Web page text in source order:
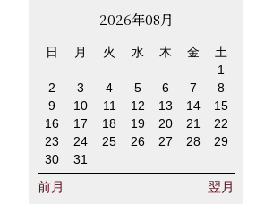
2026年08月
日 月 火 水 木 金
土
1
2
3 4 5 6 7
8
9
10 11 12 13 14
15
16
17 18 19 20 21
22
23
24 25 26 27 28
29
30
31
前月 翌月